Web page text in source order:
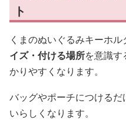
ト
くまのぬいぐるみキーホル
イズ・付ける場所を意識
かりやすくなります。
バッグやポーチにつける
いらしくなります。